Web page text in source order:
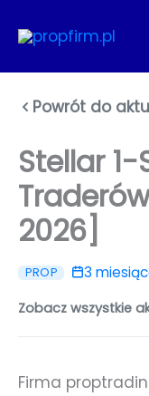
do
Powrót do
Stellar
2026]
PROP 3
Zobacz wszystkie
Firma